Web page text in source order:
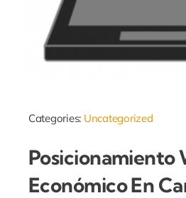
Categories: Uncategorized
Posicionamiento
Económico En